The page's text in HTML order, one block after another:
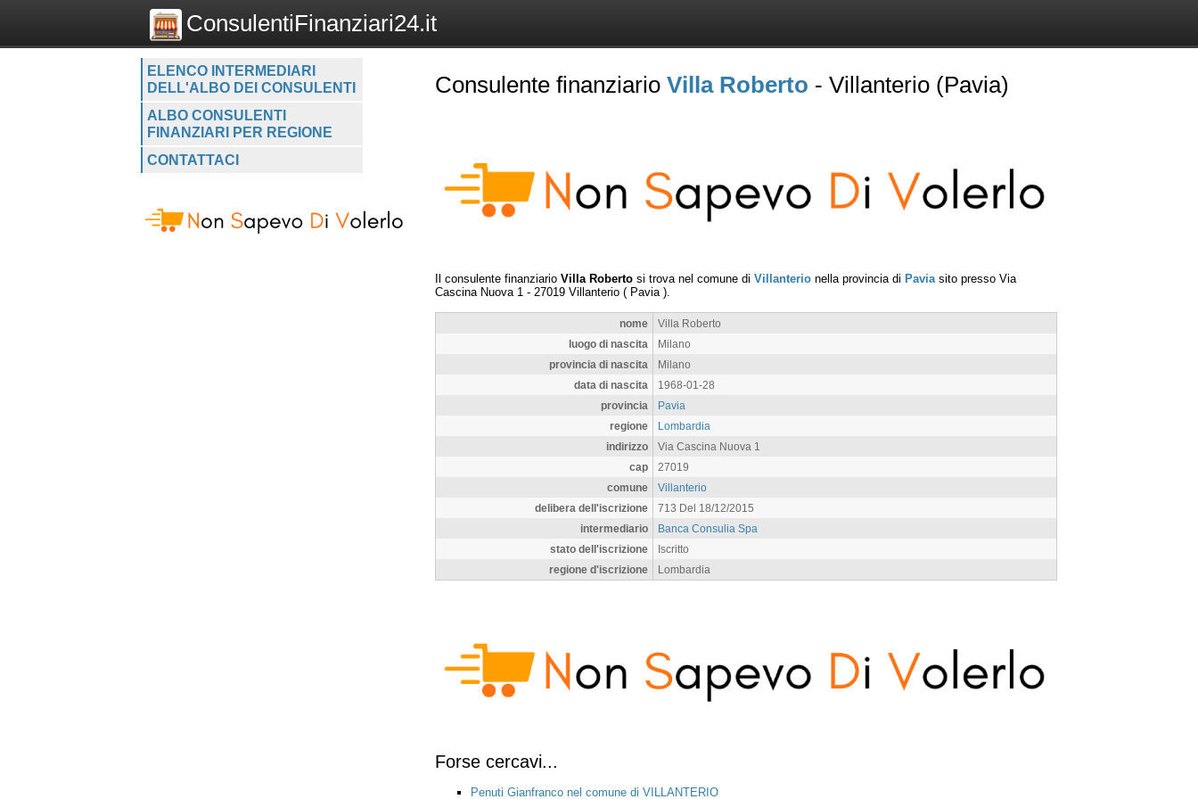
ConsulentiFinanziari24.it
ELENCO INTERMEDIARI
DELL'ALBO DEI CONSULENTI
ALBO CONSULENTI
FINANZIARI PER REGIONE
CONTATTACI
Consulente finanziario Villa Roberto - Villanterio (Pavia)
Il consulente finanziario Villa Roberto si trova nel comune di Villanterio nella provincia di Pavia sito presso Via
Cascina Nuova 1 - 27019 Villanterio ( Pavia ).
nome
Villa Roberto
luogo di nascita
Milano
provincia di nascita
Milano
data di nascita
1968-01-28
provincia
Pavia
regione
Lombardia
indirizzo
Via Cascina Nuova 1
cap
27019
comune
Villanterio
delibera dell'iscrizione
713 Del 18/12/2015
intermediario
Banca Consulia Spa
stato dell'iscrizione
Iscritto
regione d'iscrizione
Lombardia
Forse cercavi...
Penuti Gianfranco nel comune di VILLANTERIO